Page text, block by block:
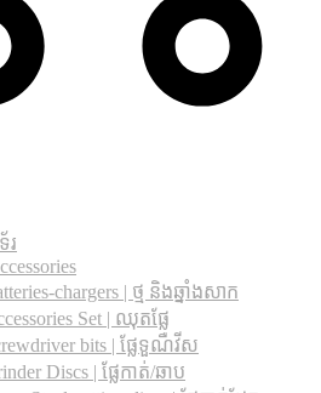
រ
chargers | ថ្ម និងឆ្នាំងសាក
Set | ឈុតផ្លែ
bits | ផ្លែទួណឺវីស
Discs |​ ផ្លែកាត់/ឆាប